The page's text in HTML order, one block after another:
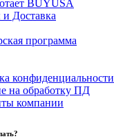
BUYUSA
Доставка
программа
конфиденциальности
на обработку ПД
компании